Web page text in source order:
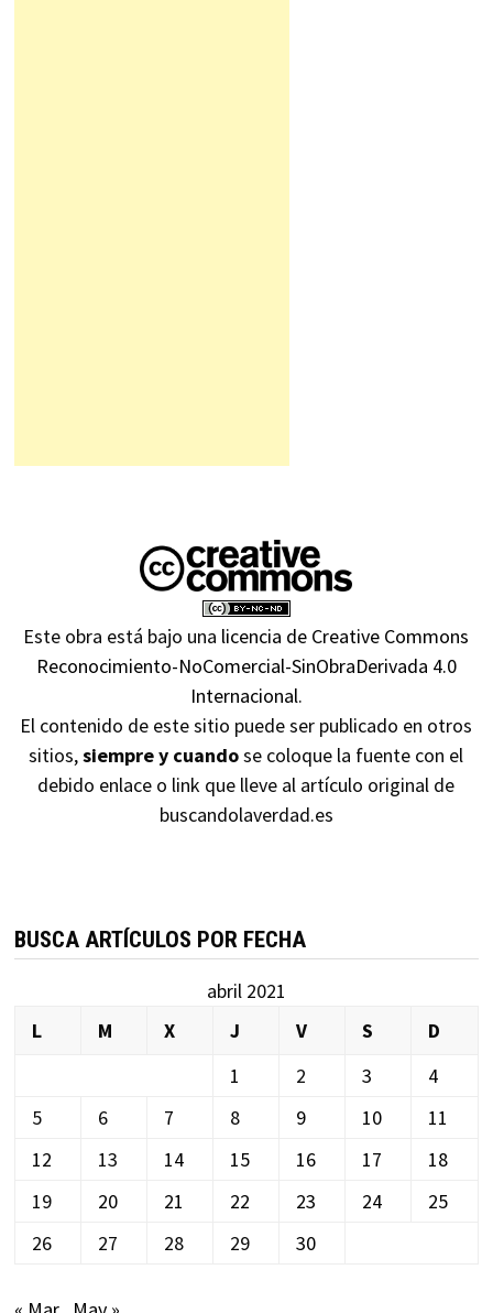
Este obra está bajo una licencia de Creative Commons
Reconocimiento-NoComercial-SinObraDerivada 4.0
Internacional.
El contenido de este sitio puede ser publicado en otros
sitios,siempre y cuandose coloque la fuente con el
debido enlace o link que lleve al artículo original de
buscandolaverdad.es
BUSCA ARTÍCULOS POR FECHA
abril 2021
L
M X J V S
D
1
2 3
4
5
6 7 8 9 10
11
12
13 14 15 16 17
18
19
20 21 22 23 24
25
26
27 28 29 30